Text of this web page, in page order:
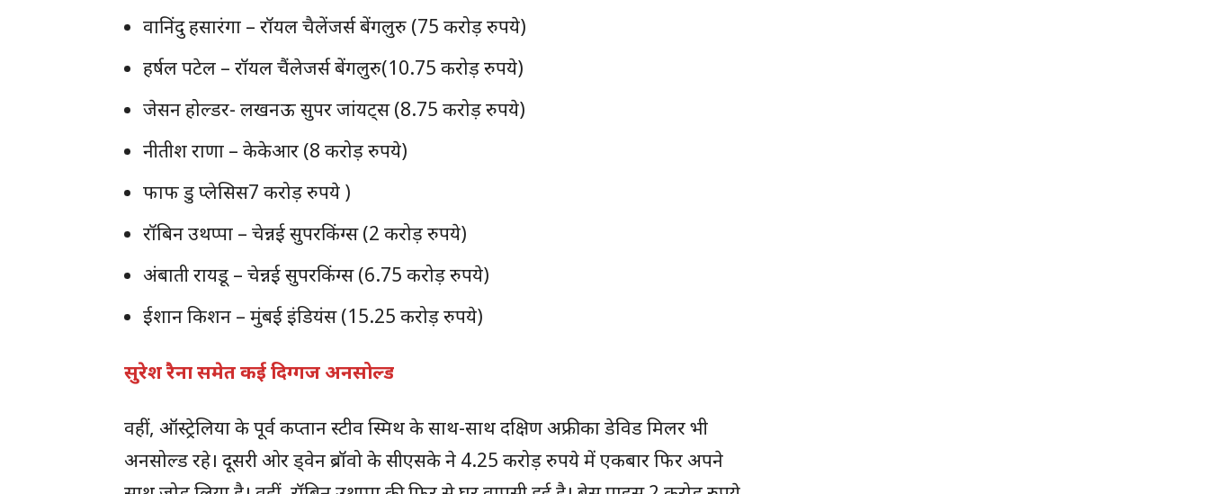
वानिंदु हसारंगा – रॉयल चैलेंजर्स बेंगलुरु (75 करोड़ रुपये)
हर्षल पटेल – रॉयल चैंलेजर्स बेंगलुरु(10.75 करोड़ रुपये)
जेसन होल्डर- लखनऊ सुपर जांयट्स (8.75 करोड़ रुपये)
नीतीश राणा – केकेआर (8 करोड़ रुपये)
फाफ डु प्लेसिस7 करोड़ रुपये )
रॉबिन उथप्पा – चेन्नई सुपरकिंग्स (2 करोड़ रुपये)
अंबाती रायडू – चेन्नई सुपरकिंग्स (6.75 करोड़ रुपये)
ईशान किशन – मुंबई इंडियंस (15.25 करोड़ रुपये)
सुरेश रैना समेत कई दिग्गज अनसोल्ड
वहीं, ऑस्ट्रेलिया के पूर्व कप्तान स्टीव स्मिथ के साथ-साथ दक्षिण अफ्रीका डेविड मिलर भी
अनसोल्ड रहे। दूसरी ओर ड्वेन ब्रॉवो के सीएसके ने 4.25 करोड़ रुपये में एकबार फिर अपने